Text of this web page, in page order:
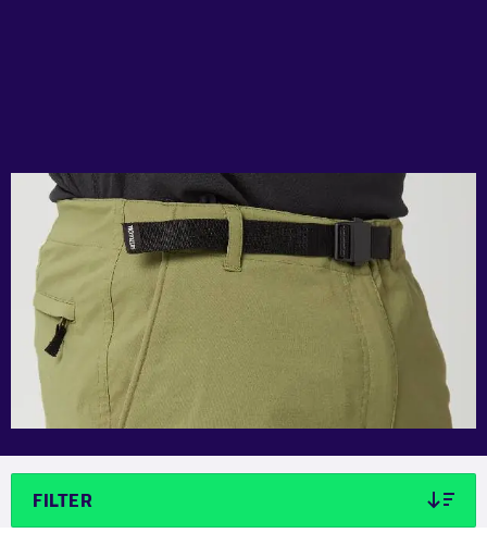
FILTER